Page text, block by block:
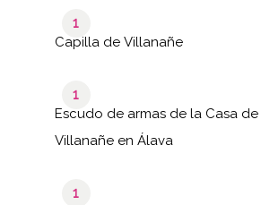
1
Capilla de Villanañe
1
Escudo de armas de la Casa
Villanañe en Álava
1